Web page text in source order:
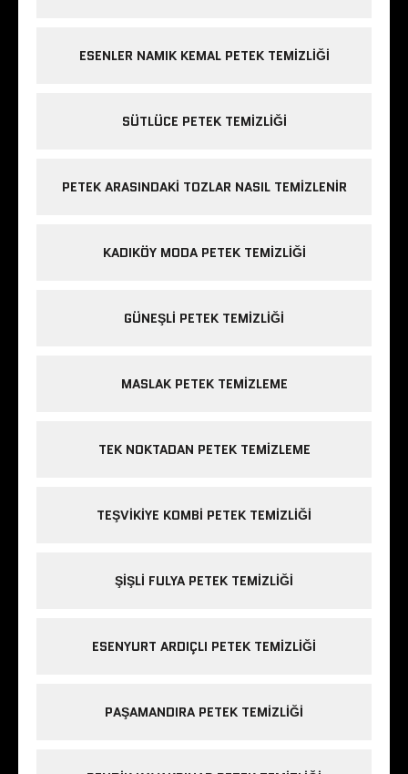
ESENLER NAMIK KEMAL PETEK TEMIZLIĞI
SÜTLÜCE PETEK TEMIZLIĞI
PETEK ARASINDAKI TOZLAR NASIL TEMIZLENIR
KADIKÖY MODA PETEK TEMIZLIĞI
GÜNEŞLI PETEK TEMIZLIĞI
MASLAK PETEK TEMIZLEME
TEK NOKTADAN PETEK TEMIZLEME
TEŞVIKIYE KOMBI PETEK TEMIZLIĞI
ŞIŞLI FULYA PETEK TEMIZLIĞI
ESENYURT ARDIÇLI PETEK TEMIZLIĞI
PAŞAMANDIRA PETEK TEMIZLIĞI